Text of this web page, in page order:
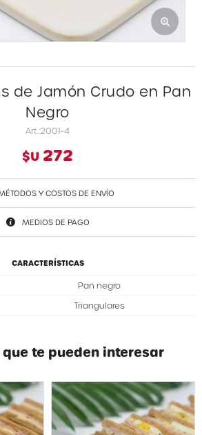
de Jamón Crudo en Pan
Negro
2001-4
$U 272
Y COSTOS DE ENVÍO
MEDIOS DE PAGO
CARACTERÍSTICAS
Pan negro
Triangulares
que te pueden interesar